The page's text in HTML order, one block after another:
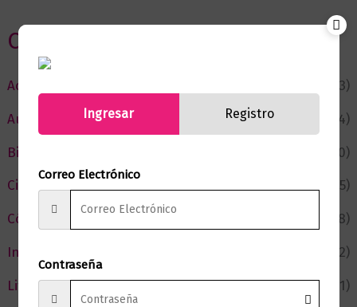
Categorias
Actualidad
(53)
Autor del Mes
(4)
Bienestar
(230)
Ciencia y Conocimiento
(75)
Cómic y Fantasía
(88)
Infantil y Juvenil
(212)
Literatura
(371)
Ingresar Registro
Correo Electrónico
Contraseña